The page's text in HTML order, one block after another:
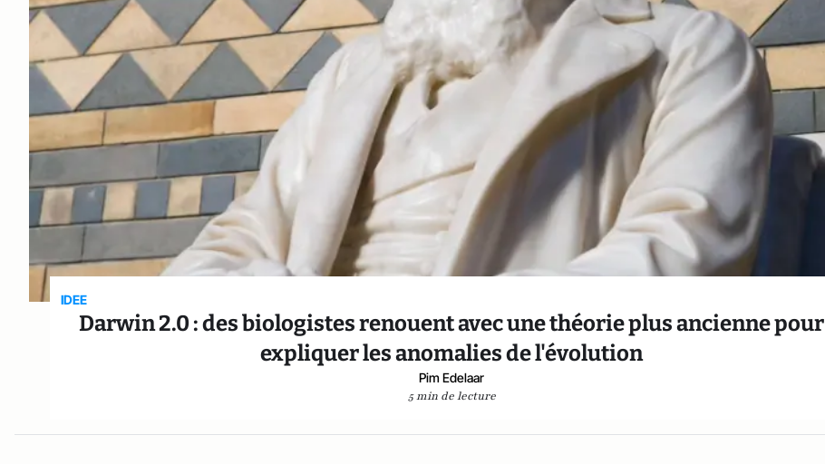
IDEE
Darwin 2.0 : des biologistes renouent avec une théorie plus ancienne pour
expliquer les anomalies de l'évolution
Pim Edelaar
5 min de lecture